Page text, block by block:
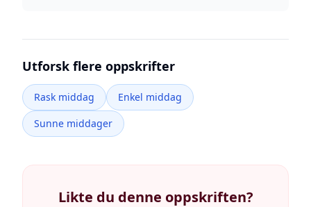
Utforsk flere oppskrifter
Rask middag
Enkel middag
Sunne middager
Likte du denne oppskriften?